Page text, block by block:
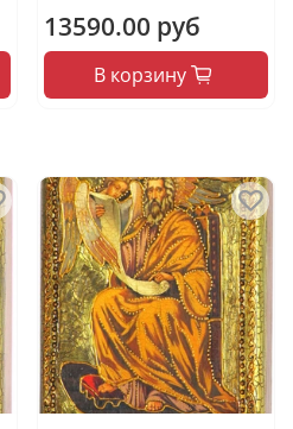
13590.00 руб
В корзину